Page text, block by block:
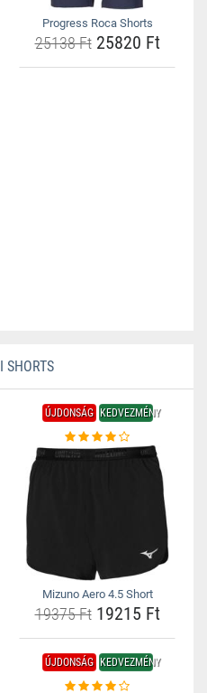
Progress Roca Shorts
25138 Ft25820 Ft
SHORTS
ÚJDONSÁG KEDVEZMÉNY
Mizuno Aero 4.5 Short
19375 Ft19215 Ft
ÚJDONSÁG KEDVEZMÉNY